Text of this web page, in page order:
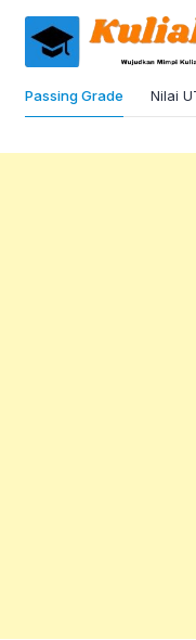
Passing Grade Nilai